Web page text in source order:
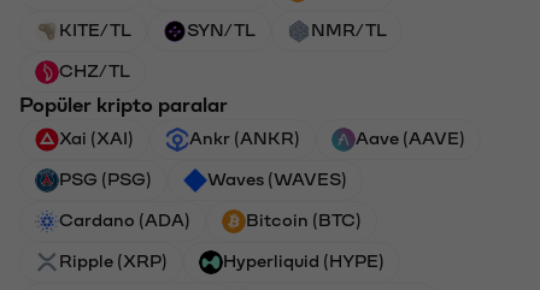
KITE/TL SYN/TL NMR/TL
CHZ/TL
Popüler kripto paralar
Xai (XAI) Ankr (ANKR) Aave (AAVE)
PSG (PSG) Waves (WAVES)
Cardano (ADA) Bitcoin (BTC)
Ripple (XRP) Hyperliquid (HYPE)